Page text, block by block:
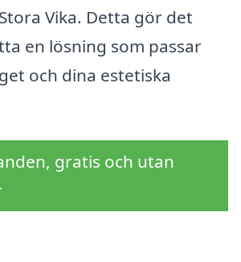
Vika. Detta gör det
en lösning som passar
och dina estetiska
gratis och utan